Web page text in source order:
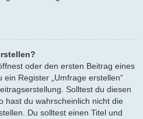
oder den ersten Beitrag eines
Register „Umfrage erstellen“
Solltest du diesen
hast du wahrscheinlich nicht die
Du solltest einen Titel und